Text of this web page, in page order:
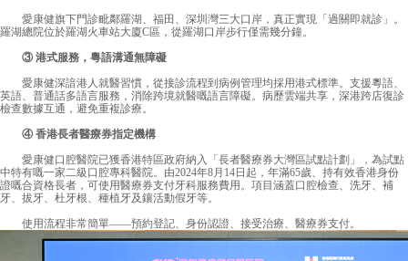
愛康健旗下門診毗鄰羅湖、福田、深圳灣三大口岸，真正實現「過關即就診」。
羅湖總院位於羅湖火車站大廈C區，從羅湖口岸步行僅需幾分鐘。
③ 港式服務，粵語溝通無障礙
愛康健深諳港人就醫習慣，從接診流程到病例管理均採用港式標準。支援粵語、
英語、普通話多語言服務，消除跨境就醫嘅語言障礙。病歷雲端共享，深港跨店復診
檢查數據互通，避免重複診療。
④ 香港長者醫療券指定機構
愛康健口腔醫院已獲香港特區政府納入「長者醫療券大灣區試點計劃」，為試點
中特有嘅一家二級口腔專科醫院。由2024年8月14日起，年滿65歲、持有效香港身份
證嘅合資格長者，可使用醫療券支付牙科服務費用。項目涵蓋口腔檢查、洗牙、補
牙、拔牙、杜牙根、種植牙及鑲活動假牙等。
使用流程非常簡單——預約登記、身份認證、接受治療、醫療券支付。